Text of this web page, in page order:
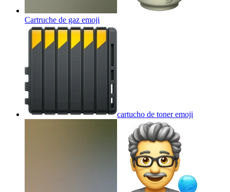
Cartruche de gaz emoji
cartucho de toneremoji